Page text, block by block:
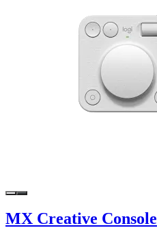
MX Creative Console